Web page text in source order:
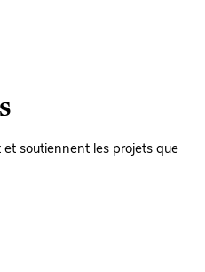
soutiennent les projets que